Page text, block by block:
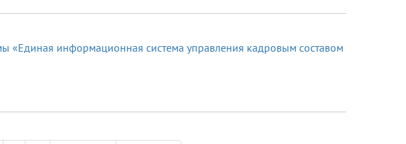
«Единая информационная система управления кадровым составом